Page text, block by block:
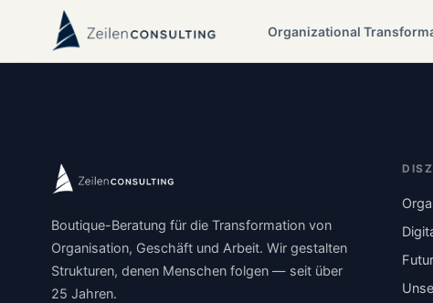
Organizational
Boutique-Beratung für die Transformation von
Organisation, Geschäft und Arbeit. Wir gestalten
Strukturen, denen Menschen folgen — seit über
25 Jahren.